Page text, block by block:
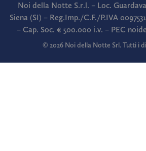
Noi della Notte S.r.l. – Loc.
Siena (SI) – Reg.Imp./C.F./P.IVA
– Cap. Soc. € 500.000 i.v. – PEC
© 2026 Noi della Notte Srl. Tutti i